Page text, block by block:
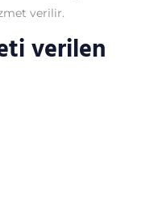
verilir.
verilen